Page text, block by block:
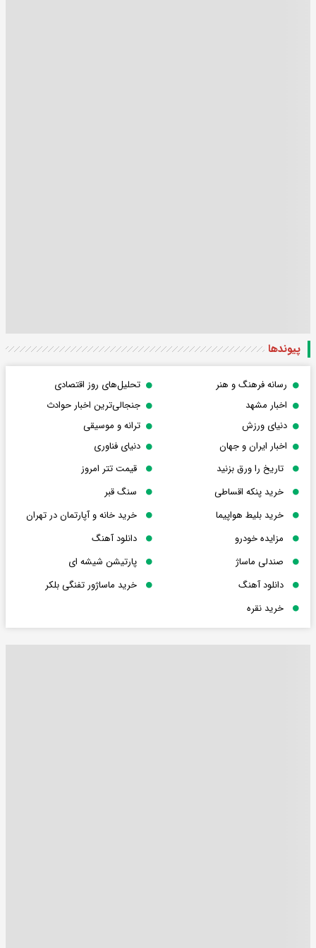
پیوندها
رسانه فرهنگ و هنر
تحلیل‌های روز اقتصادی
اخبار مشهد
جنجالی‌ترین اخبار حوادث
دنیای ورزش
ترانه و موسیقی
اخبار ایران و جهان
دنیای فناوری
تاریخ را ورق بزنید
قیمت تتر امروز
خرید پنکه اقساطی
سنگ قبر
خرید بلیط هواپیما
خرید خانه و آپارتمان در تهران
مزایده خودرو
دانلود آهنگ
صندلی ماساژ
پارتیشن شیشه ای
دانلود آهنگ
خرید ماساژور تفنگی بلکر
خرید نقره